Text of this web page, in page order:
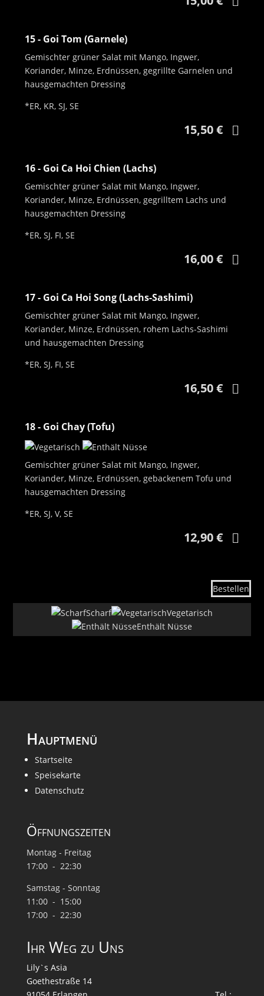
15 - Goi Tom (Garnele)
Gemischter grüner Salat mit Mango, Ingwer,
Koriander, Minze, Erdnüssen, gegrillte Garnelen und
hausgemachten Dressing
*ER, KR, SJ, SE
15,50 €
16 - Goi Ca Hoi Chien (Lachs)
Gemischter grüner Salat mit Mango, Ingwer,
Koriander, Minze, Erdnüssen, gegrilltem Lachs und
hausgemachten Dressing
*ER, SJ, FI, SE
16,00 €
17 - Goi Ca Hoi Song (Lachs-Sashimi)
Gemischter grüner Salat mit Mango, Ingwer,
Koriander, Minze, Erdnüssen, rohem Lachs-Sashimi
und hausgemachten Dressing
*ER, SJ, FI, SE
16,50 €
18 - Goi Chay (Tofu)
Gemischter grüner Salat mit Mango, Ingwer,
Koriander, Minze, Erdnüssen, gebackenem Tofu und
hausgemachten Dressing
*ER, SJ, V, SE
12,90 €
Bestellen
Scharf
Vegetarisch
Enthält Nüsse
Hauptmenü
Startseite
Speisekarte
Datenschutz
Öffnungszeiten
Montag - Freitag
17:00 - 22:30
Samstag - Sonntag
11:00 - 15:00
17:00 - 22:30
Ihr Weg zu Uns
Lily`s Asia
Goethestraße 14